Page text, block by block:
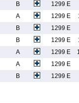
B
1299 E
A 1299 E
B
1299 E
B 1299 E
A 1299 E
A
1299 E
B 1299 E